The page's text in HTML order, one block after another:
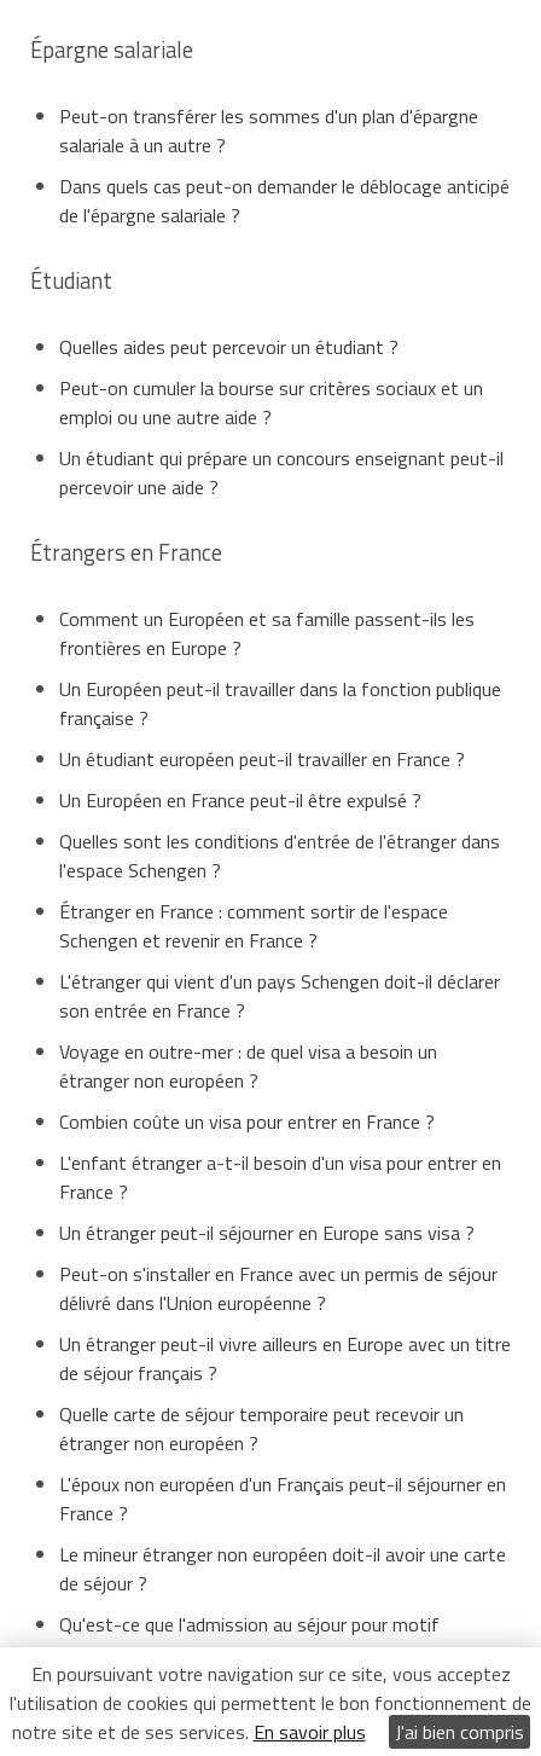
En poursuivant votre navigation sur ce site, vous acceptez
l'utilisation de cookies qui permettent le bon fonctionnement de
notre site et de ses services. En savoir plus J'ai bien compris
Épargne salariale
Peut-on transférer les sommes d'un plan d'épargne
salariale à un autre ?
Dans quels cas peut-on demander le déblocage anticipé
de l'épargne salariale ?
Étudiant
Quelles aides peut percevoir un étudiant ?
Peut-on cumuler la bourse sur critères sociaux et un
emploi ou une autre aide ?
Un étudiant qui prépare un concours enseignant peut-il
percevoir une aide ?
Étrangers en France
Comment un Européen et sa famille passent-ils les
frontières en Europe ?
Un Européen peut-il travailler dans la fonction publique
française ?
Un étudiant européen peut-il travailler en France ?
Un Européen en France peut-il être expulsé ?
Quelles sont les conditions d'entrée de l'étranger dans
l'espace Schengen ?
Étranger en France : comment sortir de l'espace
Schengen et revenir en France ?
L'étranger qui vient d'un pays Schengen doit-il déclarer
son entrée en France ?
Voyage en outre-mer : de quel visa a besoin un
étranger non européen ?
Combien coûte un visa pour entrer en France ?
L'enfant étranger a-t-il besoin d'un visa pour entrer en
France ?
Un étranger peut-il séjourner en Europe sans visa ?
Peut-on s'installer en France avec un permis de séjour
délivré dans l'Union européenne ?
Un étranger peut-il vivre ailleurs en Europe avec un titre
de séjour français ?
Quelle carte de séjour temporaire peut recevoir un
étranger non européen ?
L'époux non européen d'un Français peut-il séjourner en
France ?
Le mineur étranger non européen doit-il avoir une carte
de séjour ?
Qu'est-ce que l'admission au séjour pour motif
humanitaire ou exceptionnel ?
Quelle est la procédure pour le séjour de l'étranger
malade ?